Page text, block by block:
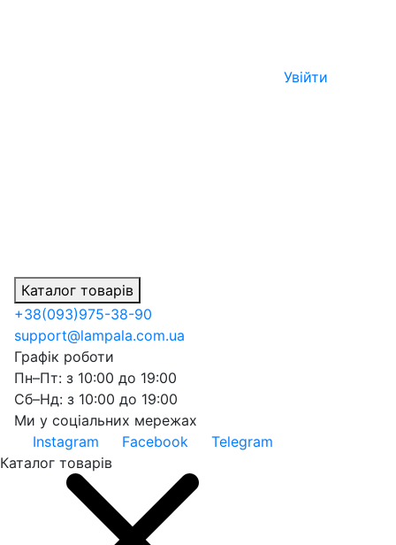
Увійти
Каталог товарів
+38(093)975-38-90
support@lampala.com.ua
Графік роботи
Пн–Пт: з 10:00 до 19:00
Сб–Нд: з 10:00 до 19:00
Ми у соціальних мережах
Instagram
Facebook
Telegram
Каталог товарів